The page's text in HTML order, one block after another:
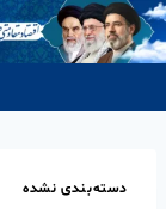
دسته‌بندی نشده